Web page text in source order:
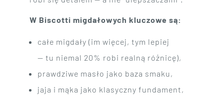
W Biscotti migdałowych kluczowe są:
całe migdały (im więcej, tym lepiej
— tu niemal 20% robi realną różnicę),
prawdziwe masło jako baza smaku,
jaja i mąka jako klasyczny fundament,